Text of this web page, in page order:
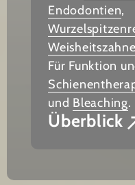
Endodontien,
Für Funktion
und Bleaching.
Überblick